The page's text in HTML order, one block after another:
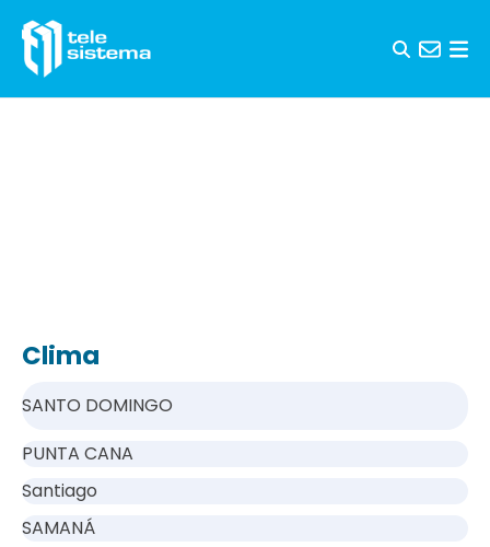
Clima
SANTO DOMINGO
PUNTA CANA
Santiago
SAMANÁ